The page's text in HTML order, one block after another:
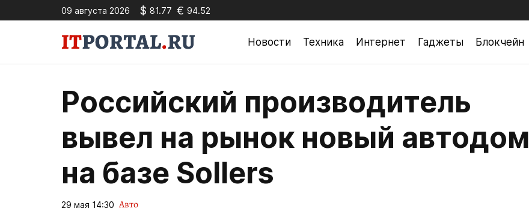
09 августа 2026 $ 81.77 € 94.52
Новости Техника Интернет Гаджеты Блокчейн
Российский производитель
вывел на рынок новый автодом
на базе Sollers
29 мая 14:30 Авто